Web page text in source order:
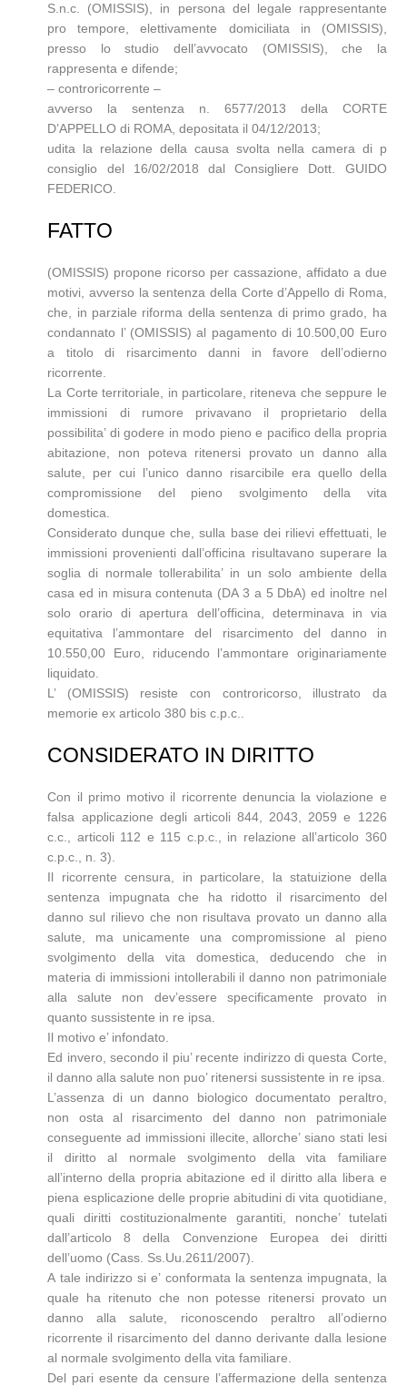
S.n.c. (OMISSIS), in persona del legale rappresentante
pro tempore, elettivamente domiciliata in (OMISSIS),
presso lo studio dell’avvocato (OMISSIS), che la
rappresenta e difende;
– controricorrente –
avverso la sentenza n. 6577/2013 della CORTE
D’APPELLO di ROMA, depositata il 04/12/2013;
udita la relazione della causa svolta nella camera di p
consiglio del 16/02/2018 dal Consigliere Dott. GUIDO
FEDERICO.
FATTO
(OMISSIS) propone ricorso per cassazione, affidato a due
motivi, avverso la sentenza della Corte d’Appello di Roma,
che, in parziale riforma della sentenza di primo grado, ha
condannato l’ (OMISSIS) al pagamento di 10.500,00 Euro
a titolo di risarcimento danni in favore dell’odierno
ricorrente.
La Corte territoriale, in particolare, riteneva che seppure le
immissioni di rumore privavano il proprietario della
possibilita’ di godere in modo pieno e pacifico della propria
abitazione, non poteva ritenersi provato un danno alla
salute, per cui l’unico danno risarcibile era quello della
compromissione del pieno svolgimento della vita
domestica.
Considerato dunque che, sulla base dei rilievi effettuati, le
immissioni provenienti dall’officina risultavano superare la
soglia di normale tollerabilita’ in un solo ambiente della
casa ed in misura contenuta (DA 3 a 5 DbA) ed inoltre nel
solo orario di apertura dell’officina, determinava in via
equitativa l’ammontare del risarcimento del danno in
10.550,00 Euro, riducendo l’ammontare originariamente
liquidato.
L’ (OMISSIS) resiste con controricorso, illustrato da
memorie ex articolo 380 bis c.p.c..
CONSIDERATO IN DIRITTO
Con il primo motivo il ricorrente denuncia la violazione e
falsa applicazione degli articoli 844, 2043, 2059 e 1226
c.c., articoli 112 e 115 c.p.c., in relazione all’articolo 360
c.p.c., n. 3).
Il ricorrente censura, in particolare, la statuizione della
sentenza impugnata che ha ridotto il risarcimento del
danno sul rilievo che non risultava provato un danno alla
salute, ma unicamente una compromissione al pieno
svolgimento della vita domestica, deducendo che in
materia di immissioni intollerabili il danno non patrimoniale
alla salute non dev’essere specificamente provato in
quanto sussistente in re ipsa.
Il motivo e’ infondato.
Ed invero, secondo il piu’ recente indirizzo di questa Corte,
il danno alla salute non puo’ ritenersi sussistente in re ipsa.
L’assenza di un danno biologico documentato peraltro,
non osta al risarcimento del danno non patrimoniale
conseguente ad immissioni illecite, allorche’ siano stati lesi
il diritto al normale svolgimento della vita familiare
all’interno della propria abitazione ed il diritto alla libera e
piena esplicazione delle proprie abitudini di vita quotidiane,
quali diritti costituzionalmente garantiti, nonche’ tutelati
dall’articolo 8 della Convenzione Europea dei diritti
dell’uomo (Cass. Ss.Uu.2611/2007).
A tale indirizzo si e’ conformata la sentenza impugnata, la
quale ha ritenuto che non potesse ritenersi provato un
danno alla salute, riconoscendo peraltro all’odierno
ricorrente il risarcimento del danno derivante dalla lesione
al normale svolgimento della vita familiare.
Del pari esente da censure l’affermazione della sentenza